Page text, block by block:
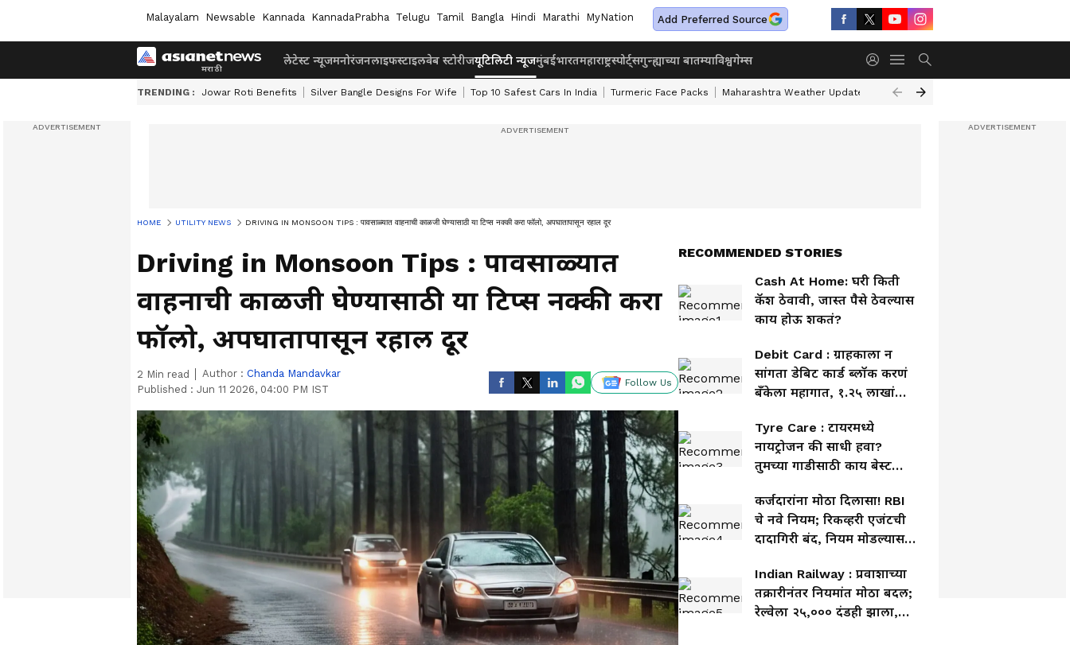
Malayalam Newsable Kannada KannadaPrabha Telugu Tamil Bangla Hindi Marathi MyNation Add Preferred Source
लेटेस्ट न्यूजमनोरंजनलाइफस्टाइलवेब स्टोरीजयूटिलिटी न्यूजमुंबईभारतमहाराष्ट्रस्पोर्ट्सगुन्ह्याच्या बातम्याविश्वगेम्स
TRENDING : Jowar Roti Benefits Silver Bangle Designs For Wife Top 10 Safest Cars In India Turmeric Face Packs Maharashtra Weather Update Mumbai Water Supply Cut
HOME UTILITY NEWS DRIVING IN MONSOON TIPS : पावसाळ्यात वाहनाची काळजी घेण्यासाठी या टिप्स नक्की करा फॉलो, अपघातापासून रहाल दूर
Driving in Monsoon Tips : पावसाळ्यात
वाहनाची काळजी घेण्यासाठी या टिप्स नक्की करा
फॉलो, अपघातापासून रहाल दूर
2 Min read Author : Chanda Mandavkar
Published : Jun 11 2026, 04:00 PM IST
Follow Us
RECOMMENDED STORIES
Cash At Home: घरी किती
कॅश ठेवावी, जास्त पैसे ठेवल्यास
काय होऊ शकतं?
Debit Card : ग्राहकाला न
सांगता डेबिट कार्ड ब्लॉक करणं
बँकेला महागात, १.२५ लाखांचा
Tyre Care : टायरमध्ये
नायट्रोजन की साधी हवा?
तुमच्या गाडीसाठी काय बेस्ट
कर्जदारांना मोठा दिलासा! RBI
चे नवे नियम; रिकव्हरी एजंटची
दादागिरी बंद, नियम मोडल्यास
Indian Railway : प्रवाशाच्या
तक्रारीनंतर नियमांत मोठा बदल;
रेल्वेला २५,००० दंडही झाला,